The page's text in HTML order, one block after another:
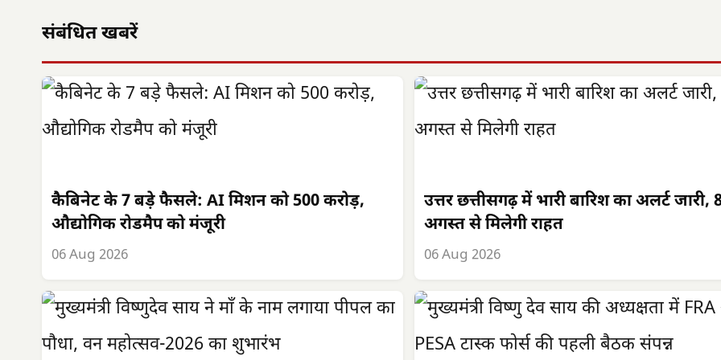
संबंधित खबरें
कैबिनेट के 7 बड़े फैसले: AI मिशन को 500 करोड़,
औद्योगिक रोडमैप को मंजूरी
06 Aug 2026
उत्तर छत्तीसगढ़ में भारी बारिश का अलर्ट जारी,
अगस्त से मिलेगी राहत
06 Aug 2026